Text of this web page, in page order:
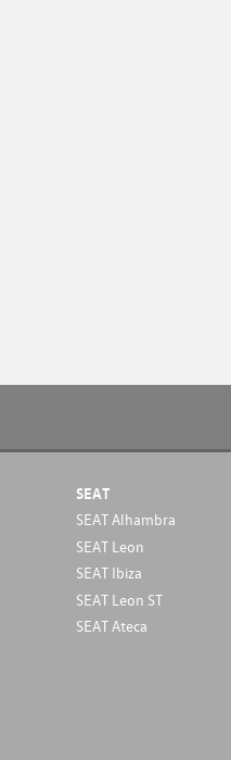
SEAT
SEAT Alhambra
SEAT Leon
SEAT Ibiza
SEAT Leon ST
SEAT Ateca